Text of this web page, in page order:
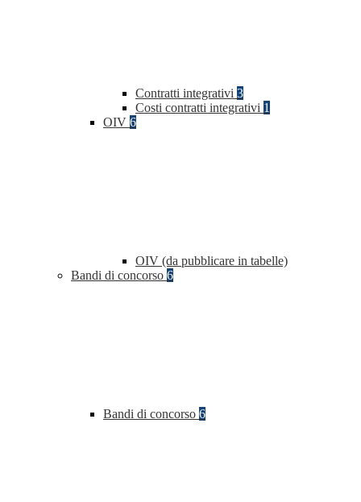
Contratti integrativi 3
Costi contratti integrativi 1
OIV 6
OIV (da pubblicare in tabelle)
Bandi di concorso 6
Bandi di concorso 6